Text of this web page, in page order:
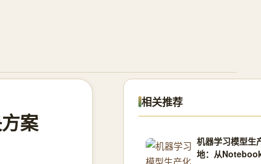
案
相关推荐
机器学习模型生
地：从